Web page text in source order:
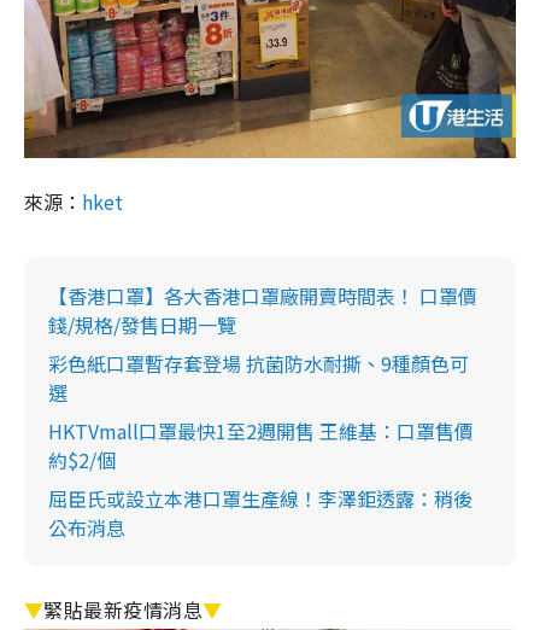
來源： hket
【香港口罩】各大香港口罩廠開賣時間表！ 口罩價
錢/規格/發售日期一覽
彩色紙口罩暫存套登場 抗菌防水耐撕、9種顏色可
選
HKTVmall口罩最快1至2週開售 王維基：口罩售價
約$2/個
屈臣氏或設立本港口罩生產線！李澤鉅透露：稍後
公布消息
▼緊貼最新疫情消息▼